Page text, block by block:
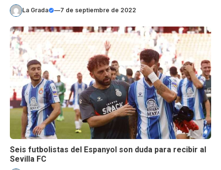
La Grada —7 de septiembre de 2022
Seis futbolistas del Espanyol son duda para recibir al
Sevilla FC